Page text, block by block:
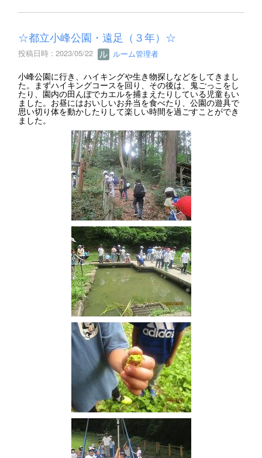
☆都立小峰公園・遠足（３年）☆
投稿日時 : 2023/05/22 ルーム管理者
小峰公園に行き、ハイキングや生き物探しなどをしてきまし
た。まずハイキングコースを回り、その後は、鬼ごっこをし
たり、園内の田んぼでカエルを捕まえたりしている児童もい
ました。お昼にはおいしいお弁当を食べたり、公園の遊具で
思い切り体を動かしたりして楽しい時間を過ごすことができ
ました。